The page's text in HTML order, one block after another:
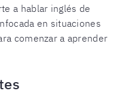
a hablar inglés de
en situaciones
comenzar a aprender